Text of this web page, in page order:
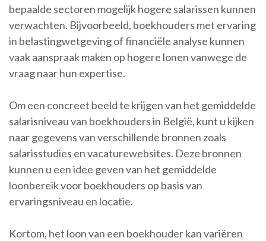
bepaalde sectoren mogelijk hogere salarissen kunnen
verwachten. Bijvoorbeeld, boekhouders met ervaring
in belastingwetgeving of financiële analyse kunnen
vaak aanspraak maken op hogere lonen vanwege de
vraag naar hun expertise.
Om een concreet beeld te krijgen van het gemiddelde
salarisniveau van boekhouders in België, kunt u kijken
naar gegevens van verschillende bronnen zoals
salarisstudies en vacaturewebsites. Deze bronnen
kunnen u een idee geven van het gemiddelde
loonbereik voor boekhouders op basis van
ervaringsniveau en locatie.
Kortom, het loon van een boekhouder kan variëren